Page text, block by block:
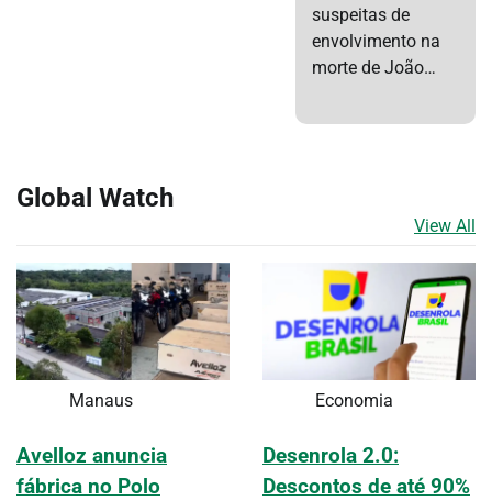
suspeitas de
envolvimento na
morte de João…
Global Watch
View All
Manaus
Avelloz anuncia
fábrica no Polo
Economia
Desenrola 2.0:
Descontos de até 90%